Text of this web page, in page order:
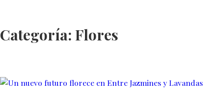
contenido
Categoría: Flores